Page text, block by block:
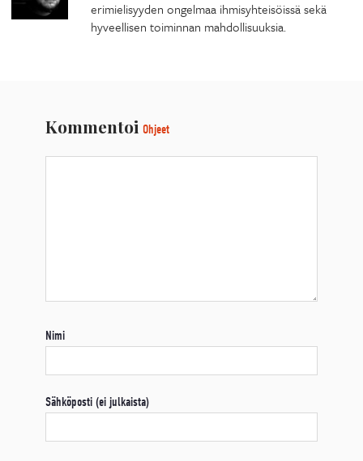
erimielisyyden ongelmaa ihmisyhteisöissä sekä
hyveellisen toiminnan mahdollisuuksia.
Kommentoi Ohjeet
Nimi
Sähköposti (ei julkaista)